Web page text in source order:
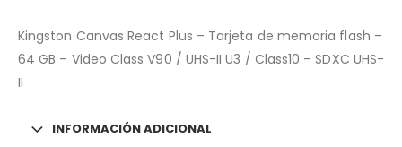
Kingston Canvas React Plus – Tarjeta de memoria flash –
64 GB – Video Class V90 / UHS-II U3 / Class10 – SDXC UHS-
II
INFORMACIÓN ADICIONAL